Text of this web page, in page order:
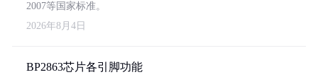
2007等国家标准。
2026年8月4日
BP2863芯片各引脚功能